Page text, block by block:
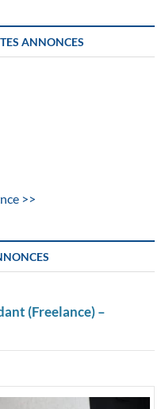
ANNONCES
>>
(Freelance) –